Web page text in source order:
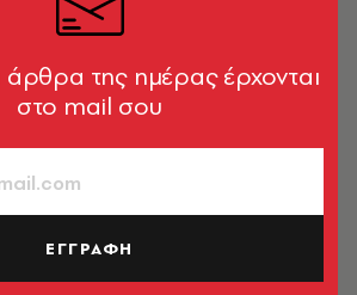
ΠΟΛΙΤΙΚΗ & ΟΙΚΟΝΟΜΙΑ
το μενού και τα χαμόγελα στο
επίσημο δείπνο στο Προεδρικό
TRENDING NOW
απρόσκλητου καλεσμένου
της ημέρας έρχονται
στο mail σου
ΕΓΓΡΑΦΗ